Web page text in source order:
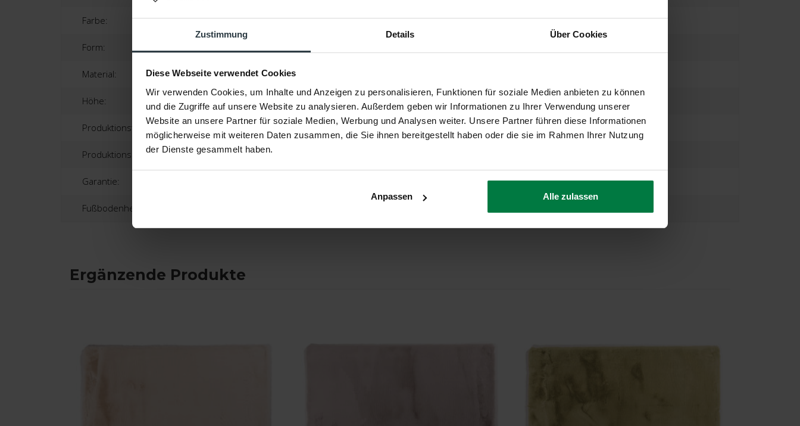
Zustimmung Details Über Cookies
Diese Webseite verwendet Cookies
Wir verwenden Cookies, um Inhalte und Anzeigen zu personalisieren, Funktionen für soziale Medien anbieten zu können
und die Zugriffe auf unsere Website zu analysieren. Außerdem geben wir Informationen zu Ihrer Verwendung unserer
Website an unsere Partner für soziale Medien, Werbung und Analysen weiter. Unsere Partner führen diese Informationen
möglicherweise mit weiteren Daten zusammen, die Sie ihnen bereitgestellt haben oder die sie im Rahmen Ihrer Nutzung
der Dienste gesammelt haben.
Anpassen Alle zulassen
Farbe: 15, Taupe
Form:
Material: 100% Polyester
Höhe: 6 Centimeter
Produktionstechnik: Getufteter Teppich
Produktionsland:
Garantie:
Fußbodenheizung:
Ergänzende Produkte